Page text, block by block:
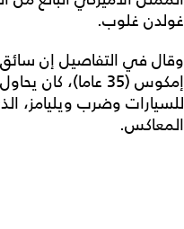
غولدن غلوب.
وقال في التفاصيل إن
إمكوس (35 عاما)،
للسيارات وضرب ويليامز،
المعاكس.